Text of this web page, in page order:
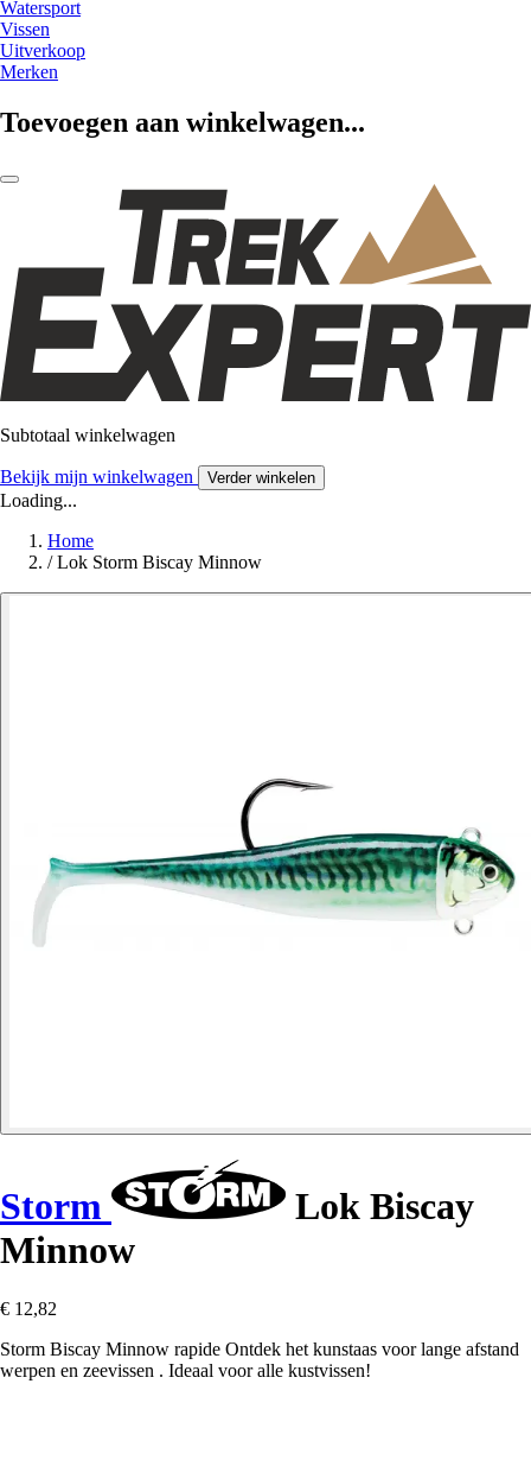
Watersport
Vissen
Uitverkoop
Merken
Toevoegen aan winkelwagen...
Subtotaal winkelwagen
Bekijk mijn winkelwagen Verder winkelen
Loading...
Home
/ Lok Storm Biscay Minnow
Storm
Lok Biscay
Minnow
€ 12,82
Storm Biscay Minnow rapide Ontdek het kunstaas voor lange afstand
werpen en zeevissen . Ideaal voor alle kustvissen!